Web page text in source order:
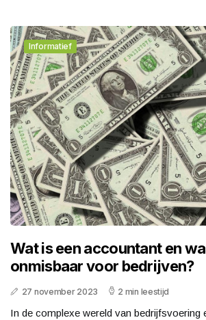
Informatief
Wat is een accountant en
onmisbaar voor bedrijven?
27 november 2023 2 min leestijd
In de complexe wereld van bedrijfsvoering